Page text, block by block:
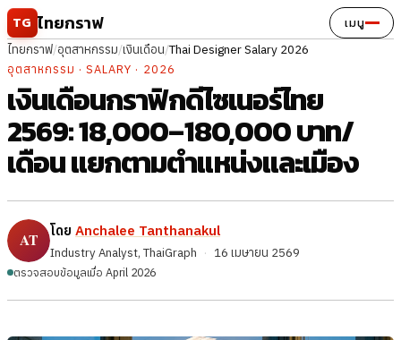
ข้ามไปยังเนื้อหา
TG ไทยกราฟ เมนู
ไทยกราฟ/อุตสาหกรรม/เงินเดือน/Thai Designer Salary 2026
อุตสาหกรรม · SALARY · 2026
เงินเดือนกราฟิกดีไซเนอร์ไทย
2569: 18,000–180,000 บาท/
เดือน แยกตามตำแหน่งและเมือง
โดย Anchalee Tanthanakul
Industry Analyst, ThaiGraph · 16 เมษายน 2569
ตรวจสอบข้อมูลเมื่อ April 2026